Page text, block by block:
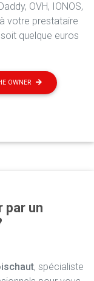
OVH, IONOS,
votre prestataire
quelque euros
OWNER
par un
, spécialiste